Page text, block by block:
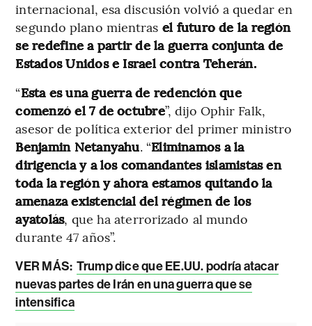
internacional, esa discusión volvió a quedar en
segundo plano mientras el futuro de la región
se redefine a partir de la guerra conjunta de
Estados Unidos e Israel contra Teherán.
“Esta es una guerra de redención que
comenzó el 7 de octubre”, dijo Ophir Falk,
asesor de política exterior del primer ministro
Benjamin Netanyahu. “Eliminamos a la
dirigencia y a los comandantes islamistas en
toda la región y ahora estamos quitando la
amenaza existencial del régimen de los
ayatolás, que ha aterrorizado al mundo
durante 47 años”.
VER MÁS: Trump dice que EE.UU. podría atacar
nuevas partes de Irán en una guerra que se
intensifica